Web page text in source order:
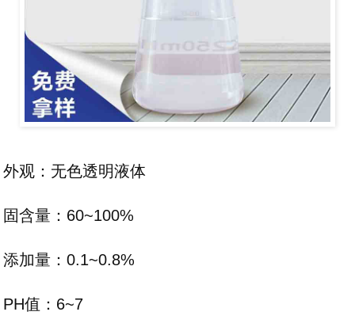
外观：无色透明液体
固含量：60~100%
添加量：0.1~0.8%
PH值：6~7